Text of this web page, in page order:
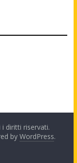
i diritti riservati.
by WordPress.